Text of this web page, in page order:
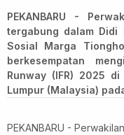
PEKANBARU -
tergabung dalam Didi
Sosial Marga
berkesempatan
Runway (IFR) 2025
Lumpur (Malaysia)
PEKANBARU -